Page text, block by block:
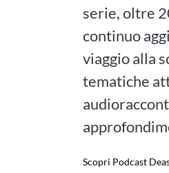
serie, oltre
continuo
viaggio alla
tematiche
Scopri Podcast